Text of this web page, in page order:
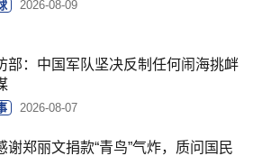
2026-08-09
部：中国军队坚决反制任何闹海挑衅
2026-08-07
谢郑丽文捐款“青鸟”气炸，质问国民